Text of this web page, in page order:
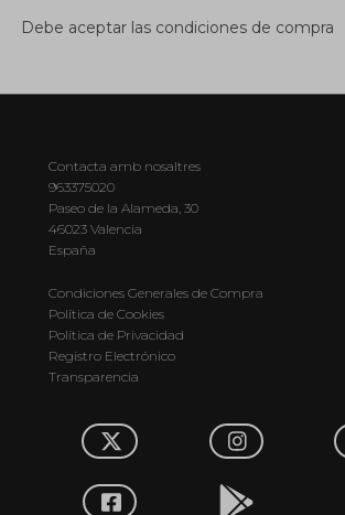
Debe aceptar las condiciones de compra
Contacta amb nosaltres
963375020
Paseo de la Alameda, 30
46023 Valencia
España
Condiciones Generales de Compra
Política de Cookies
Política de Privacidad
Registro Electrónico
Transparencia